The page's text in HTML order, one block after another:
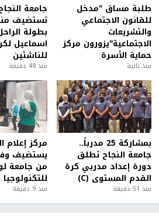
طلبة مساق "مدخل
للقانون الاجتماعي
والتشريعات
الاجتماعية"يزورون مركز
حماية الأسرة
منذ ثانية
جامعة
تستضيف
بطولة
اسماعيل
للناشئين
منذ 48 دقيقة
بمشاركة 25 مدرباً..
جامعة النجاح تطلق
دورة إعداد مدربي كرة
القدم المستوى (C)
منذ 51 دقيقة
مركز إعلام
يستضيف
من جامعة
منذ 9 دقيقة